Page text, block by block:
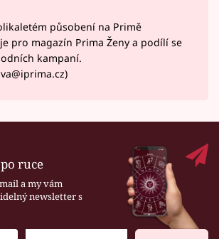
působení na Primě
pro magazín Prima Ženy a podílí se
kampaní.
ruce
a my vám
newsletter s